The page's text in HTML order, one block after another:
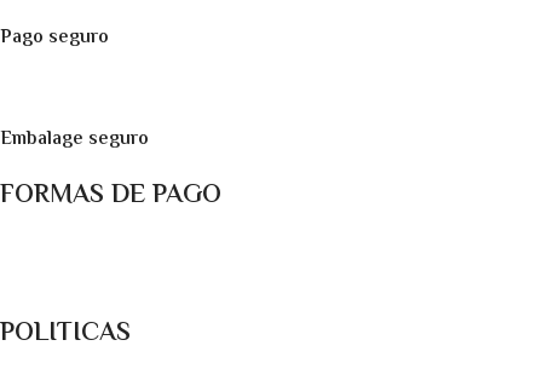
Pago seguro
Embalage seguro
FORMAS DE PAGO
POLITICAS